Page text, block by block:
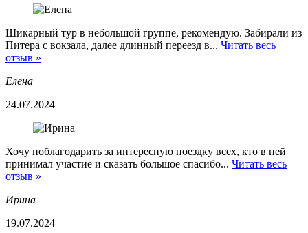
Шикарный тур в небольшой группе, рекомендую. Забирали из
Питера с вокзала, далее длинный переезд в... Читать весь
отзыв »
Елена
24.07.2024
Хочу поблагодарить за интересную поездку всех, кто в ней
принимал участие и сказать большое спасибо... Читать весь
отзыв »
Ирина
19.07.2024